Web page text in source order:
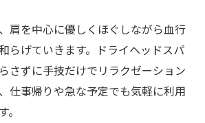
肩を中心に優しくほぐしながら血行
らげていきます。ドライヘッドスパ
さずに手技だけでリラクゼーション
仕事帰りや急な予定でも気軽に利用